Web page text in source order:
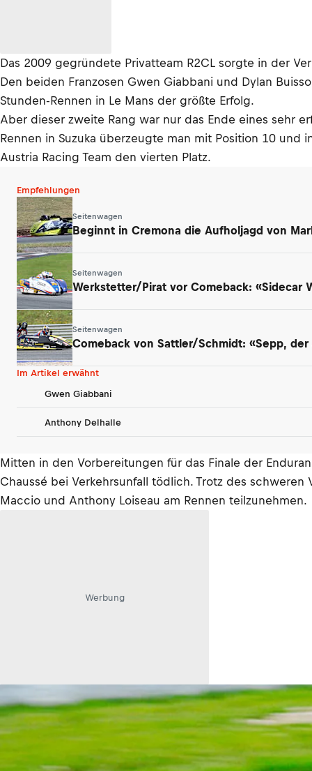
Das 2009 gegründete Privatteam R2CL sorgte in der
Den beiden Franzosen Gwen Giabbani und Dylan
Stunden-Rennen in Le Mans der größte Erfolg.
Aber dieser zweite Rang war nur das Ende eines sehr
Rennen in Suzuka überzeugte man mit Position 10
Austria Racing Team den vierten Platz.
Empfehlungen
Seitenwagen
Beginnt in Cremona die Aufholjagd von
Seitenwagen
Werkstetter/Pirat vor Comeback: «Sidecar
Seitenwagen
Comeback von Sattler/Schmidt: «Sepp,
Im Artikel erwähnt
Gwen Giabbani
Anthony Delhalle
Mitten in den Vorbereitungen für das Finale der
Chaussé bei Verkehrsunfall tödlich. Trotz des
Maccio und Anthony Loiseau am Rennen teilzunehmen.
Werbung